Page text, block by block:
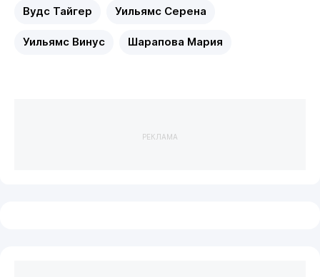
Вудс Тайгер Уильямс Серена
Уильямс Винус Шарапова Мария
РЕКЛАМА